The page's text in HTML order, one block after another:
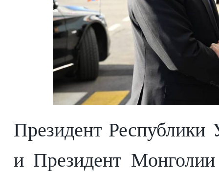
Президент Республики
и Президент